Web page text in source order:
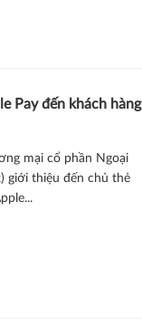
Pay đến khách hàng
mại cổ phần Ngoại
giới thiệu đến chủ thẻ